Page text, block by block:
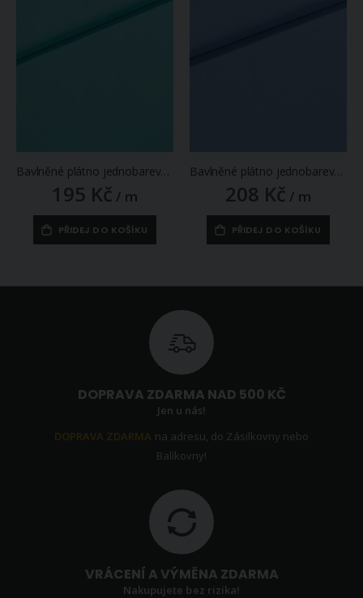
Bavlněné plátno jednobarevné Jolana JO001/05 uni tyrkysová, š.160cm (látka v metráži)
195 Kč / m
PŘIDEJ DO KOŠÍKU
Bavlněné plátno jednobarevné JOLANA JO001/09 uni světle modrá, š.160cm (látka v metráži)
208 Kč / m
PŘIDEJ DO KOŠÍKU
DOPRAVA ZDARMA NAD 500 KČ
Jen u nás!
DOPRAVA ZDARMA na adresu, do Zásilkovny nebo
Balíkovny!
VRÁCENÍ A VÝMĚNA ZDARMA
Nakupujete bez rizika!